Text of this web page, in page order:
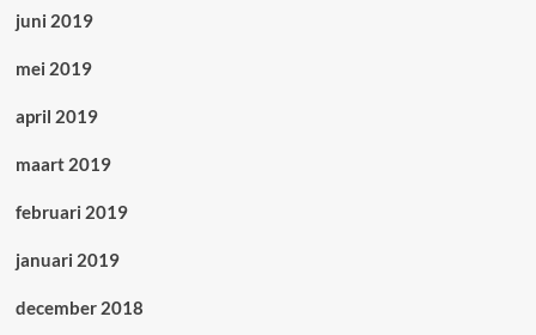
juni 2019
mei 2019
april 2019
maart 2019
februari 2019
januari 2019
december 2018